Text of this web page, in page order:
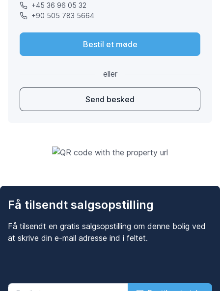
+45 36 96 05 32
+90 505 783 5664
Bestil et møde
eller
Send besked
Få tilsendt salgsopstilling
Få tilsendt en gratis salgsopstilling om denne bolig ved
at skrive din e-mail adresse ind i feltet.